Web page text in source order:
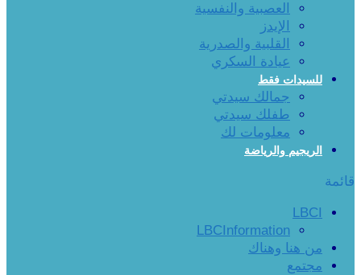
العصبية والنفسية
الإيدز
القلبية والصدرية
عيادة السكري
للسيدات فقط
جمالك سيدتي
طفلك سيدتي
معلومات لك
الريجيم والرياضة
قائمة
LBCI
LBCInformation
من هنا وهناك
مجتمع